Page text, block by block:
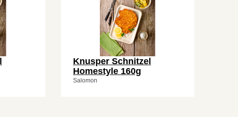
Knusper Schnitzel
Homestyle 160g
Salomon